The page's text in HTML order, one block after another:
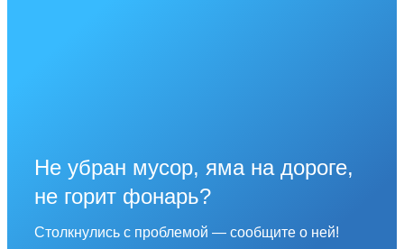
Не убран мусор, яма на дороге,
не горит фонарь?
Столкнулись с проблемой — сообщите о ней!